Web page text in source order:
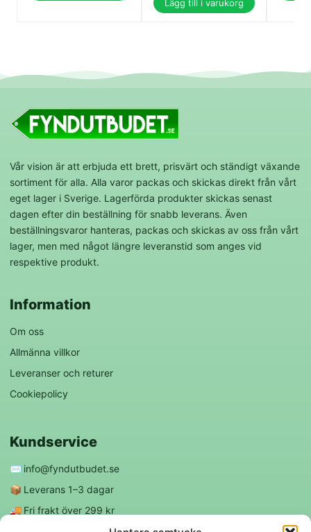
Lägg till i varukorg
Vår vision är att erbjuda ett brett, prisvärt och ständigt växande
sortiment för alla. Alla varor packas och skickas direkt från vårt
eget lager i Sverige. Lagerförda produkter skickas senast
dagen efter din beställning för snabb leverans. Även
beställningsvaror hanteras, packas och skickas av oss från vårt
lager, men med något längre leveranstid som anges vid
respektive produkt.
Information
Om oss
Allmänna villkor
Leveranser och returer
Cookiepolicy
Kundservice
✉️ info@fyndutbudet.se
📦 Leverans 1–3 dagar
🚚 Fri frakt över 299 kr